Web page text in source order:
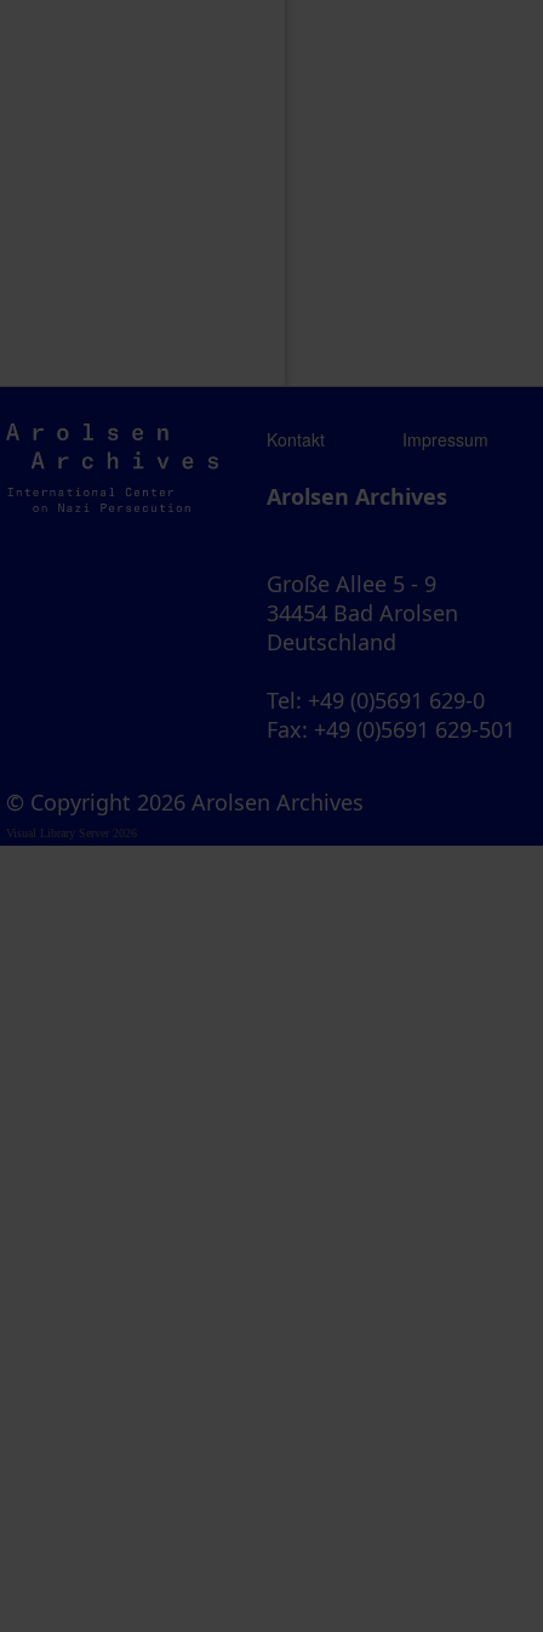
Arolsen
Archives
Kontakt Impressum
Arolsen Archives
Große Allee 5 - 9
34454 Bad Arolsen
Deutschland
Tel: +49 (0)5691 629-0
Fax: +49 (0)5691 629-501
© Copyright 2026 Arolsen Archives
Visual Library Server 2026